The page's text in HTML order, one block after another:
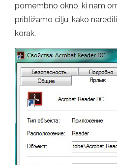
pomembno okno, ki nam
približamo cilju, kako
korak.